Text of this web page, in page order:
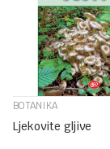
BOTANIKA
Ljekovite gljive